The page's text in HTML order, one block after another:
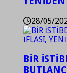
28/05/
BİR